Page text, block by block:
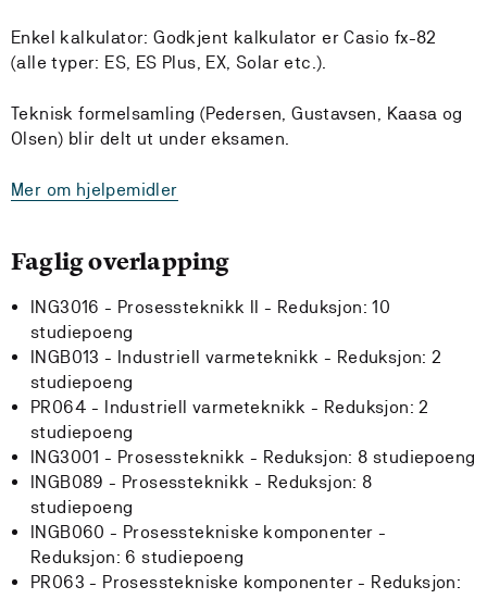
Enkel kalkulator: Godkjent kalkulator er Casio fx-82
(alle typer: ES, ES Plus, EX, Solar etc.).
Teknisk formelsamling (Pedersen, Gustavsen, Kaasa og
Olsen) blir delt ut under eksamen.
Mer om hjelpemidler
Faglig overlapping
ING3016 - Prosessteknikk II - Reduksjon: 10
studiepoeng
INGB013 - Industriell varmeteknikk - Reduksjon: 2
studiepoeng
PR064 - Industriell varmeteknikk - Reduksjon: 2
studiepoeng
ING3001 - Prosessteknikk - Reduksjon: 8 studiepoeng
INGB089 - Prosessteknikk - Reduksjon: 8
studiepoeng
INGB060 - Prosesstekniske komponenter -
Reduksjon: 6 studiepoeng
PR063 - Prosesstekniske komponenter - Reduksjon: